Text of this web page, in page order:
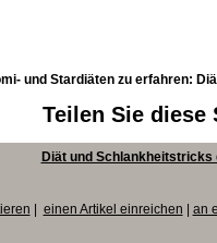
und Stardiäten zu erfahren:
Teilen Sie diese
Diät und Schlankheitstricks
einen Artikel einreichen an